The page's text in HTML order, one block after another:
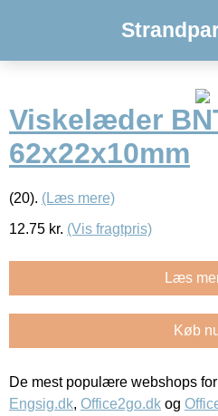
Viskelæder
62x22x10mm
(20). (Læs mere)
12.75 kr. (Vis fragtpris)
Læs
Køb
De mest populære webshops
Engsig.dk, Office2go.dk og